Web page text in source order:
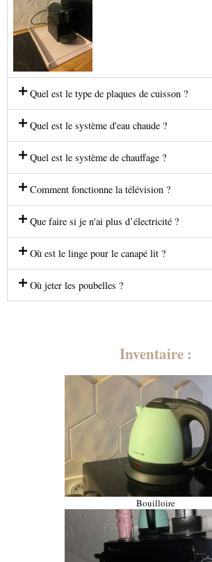
Quel est le type de plaques de cuisson ?
Quel est le système d'eau chaude ?
Quel est le système de chauffage ?
Comment fonctionne la télévision ?
Que faire si je n'ai plus d’électricité ?
Où est le linge pour le canapé lit ?
Où jeter les poubelles ?
Inventaire :
Bouilloire